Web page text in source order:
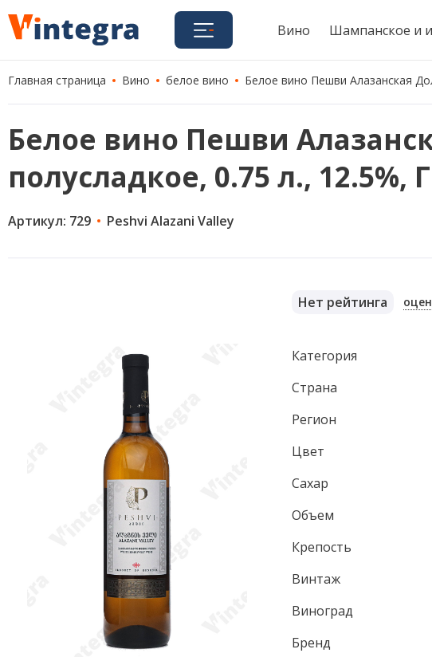
Вино Шампанское и
Главная страница Вино белое вино Белое вино Пешви Алазанская
Белое вино Пешви
полусладкое, 0.75 л., 12.5%,
Артикул: 729 Peshvi Alazani Valley
Нет рейтинга
Категория
Страна
Регион
Цвет
Сахар
Объем
Крепость
Винтаж
Виноград
Бренд